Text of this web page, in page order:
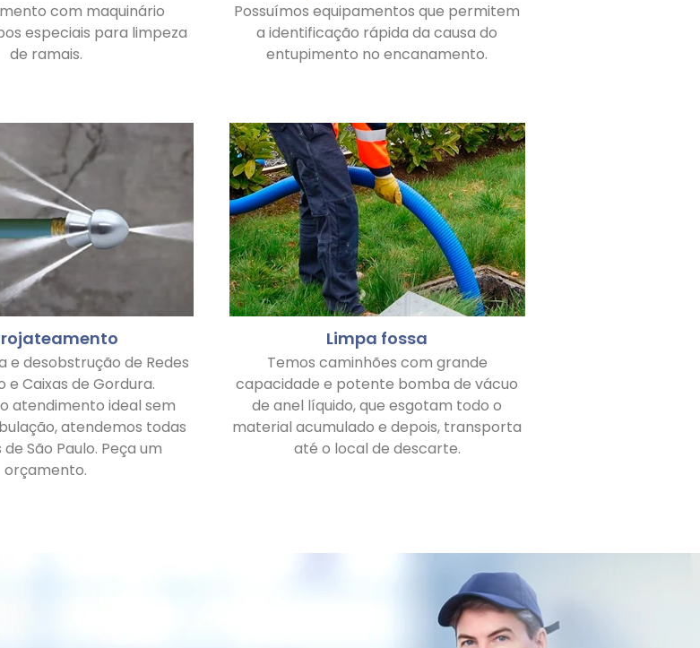
com maquinário
especiais para limpeza
de ramais.
Possuímos equipamentos que permitem
a identificação rápida da causa do
entupimento no encanamento.
e desobstrução de Redes
e Caixas de Gordura.
atendimento ideal sem
atendemos todas
São Paulo. Peça um
orçamento.
Limpa fossa
Temos caminhões com grande
capacidade e potente bomba de vácuo
de anel líquido, que esgotam todo o
material acumulado e depois, transporta
até o local de descarte.